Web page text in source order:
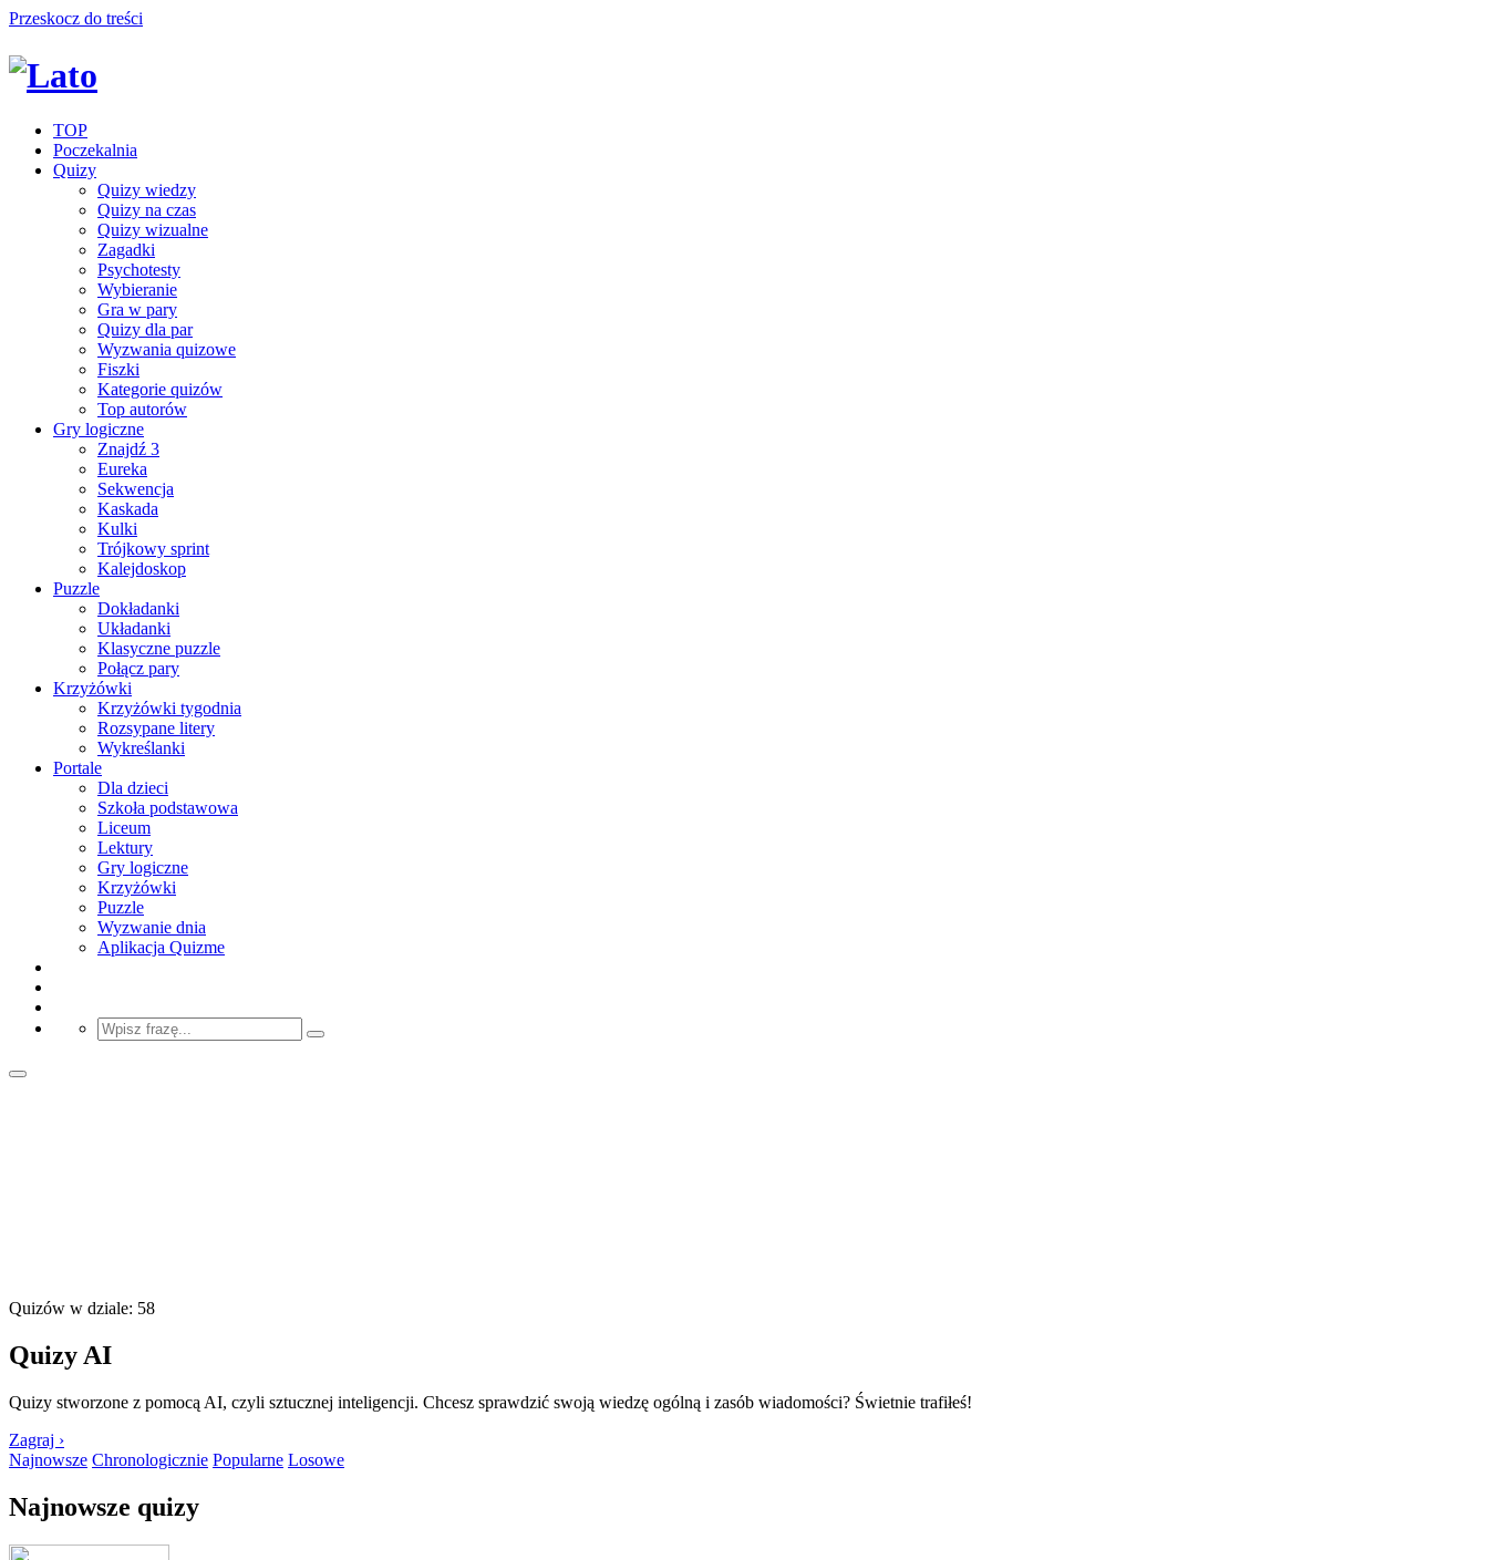
Przeskocz do treści
TOP
Poczekalnia
Quizy
Quizy wiedzy
Quizy na czas
Quizy wizualne
Zagadki
Psychotesty
Wybieranie
Gra w pary
Quizy dla par
Wyzwania quizowe
Fiszki
Kategorie quizów
Top autorów
Gry logiczne
Znajdź 3
Eureka
Sekwencja
Kaskada
Kulki
Trójkowy sprint
Kalejdoskop
Puzzle
Dokładanki
Układanki
Klasyczne puzzle
Połącz pary
Krzyżówki
Krzyżówki tygodnia
Rozsypane litery
Wykreślanki
Portale
Dla dzieci
Szkoła podstawowa
Liceum
Lektury
Gry logiczne
Krzyżówki
Puzzle
Wyzwanie dnia
Aplikacja Quizme
Quizów w dziale: 58
Quizy AI
Quizy stworzone z pomocą AI, czyli sztucznej inteligencji. Chcesz sprawdzić swoją wiedzę ogólną i zasób wiadomości? Świetnie trafiłeś!
Zagraj ›
Najnowsze Chronologicznie Popularne Losowe
Najnowsze quizy